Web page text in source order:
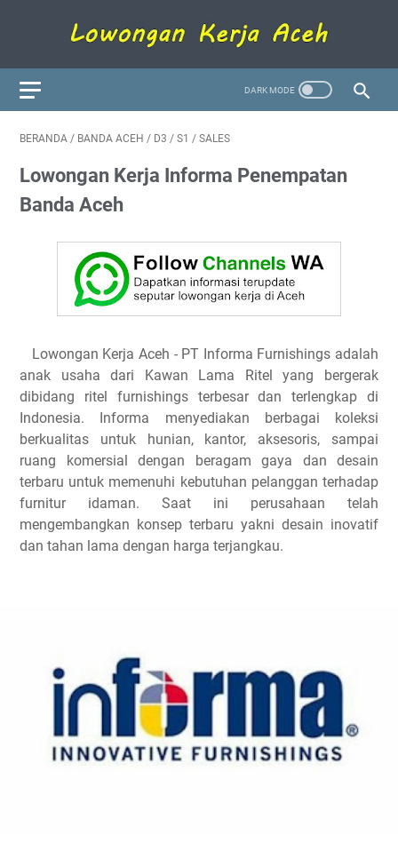
BERANDA / BANDA ACEH / D3 / S1 / SALES
Lowongan Kerja Informa Penempatan
Banda Aceh
Lowongan Kerja Aceh - PT Informa Furnishings adalah
anak usaha dari Kawan Lama Ritel yang bergerak
dibidang ritel furnishings terbesar dan terlengkap di
Indonesia. Informa menyediakan berbagai koleksi
berkualitas untuk hunian, kantor, aksesoris, sampai
ruang komersial dengan beragam gaya dan desain
terbaru untuk memenuhi kebutuhan pelanggan terhadap
furnitur idaman. Saat ini perusahaan telah
mengembangkan konsep terbaru yakni desain inovatif
dan tahan lama dengan harga terjangkau.